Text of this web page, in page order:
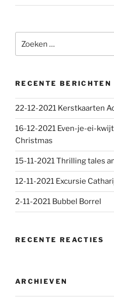
naar:
RECENTE BERICHTEN
22-12-2021 Kerstkaarten
16-12-2021 Even-je-ei-
Christmas
15-11-2021 Thrilling tales
12-11-2021 Excursie
2-11-2021 Bubbel Borrel
RECENTE REACTIES
ARCHIEVEN